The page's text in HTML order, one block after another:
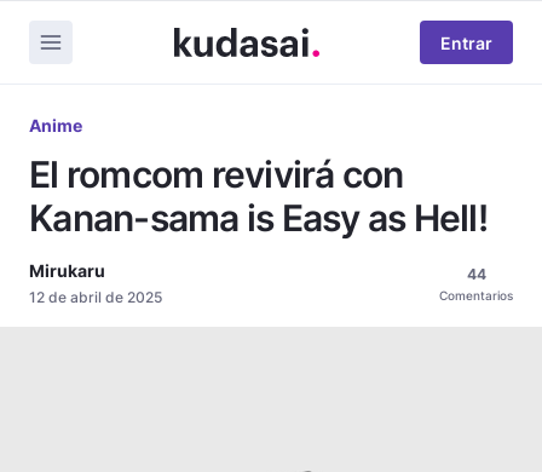
Entrar
Anime
El romcom revivirá con
Kanan-sama is Easy as Hell!
Mirukaru
12 de abril de 2025
44
Comentarios